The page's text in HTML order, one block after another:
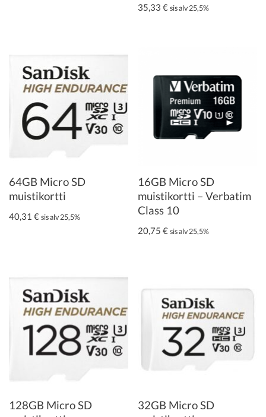
35,33€ sis alv 25,5%
64GB Micro SD
muistikortti
40,31 € sis alv 25,5%
16GB Micro SD
muistikortti – Verbatim
Class 10
20,75€ sis alv 25,5%
128GB Micro SD
32GB Micro SD